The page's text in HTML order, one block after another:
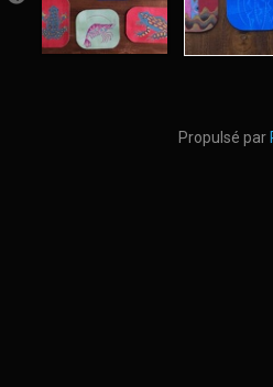
Propulsé par